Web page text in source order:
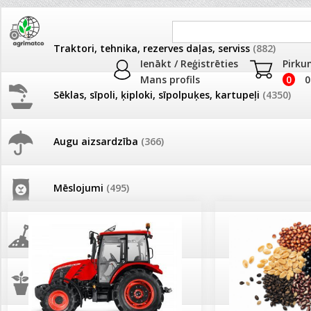
Ienākt / Reģistrēties
Mans profils
0
Traktori, tehnika, rezerves daļas, serviss (882)
Sēklas, sīpoli, ķiploki, sīpolpuķes, kartupeļi (4350)
Augu aizsardzība (366)
Mēslojumi (495)
Augsne, kūdra, mulča
Podi un kasetes(646)
JAUNUMI
Pašlasīšanas vietu katalogs
26.05. Vebinārs - Kā ierobežot
gliemežus piemājas dārzā un
Darba laiks Līgo svētkos
Ūdens piemērotības noteikšana
AKCIJAS
frēze + mulčieris +
AKCIJAS komplekts -
frontālais iekrāvējs
mulčieris + piekabe
AKCIJAS komplekts -
frēze + mulčieris